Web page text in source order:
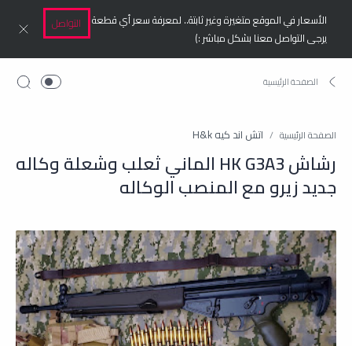
الأسعار في الموقع متغيرة وغير ثابتة.. لمعرفة سعر أي قطعة
يرجى التواصل معنا بشكل مباشر :)
التواصل
الصفحة الرئيسية اتش اند كيه H&k
رشاش HK G3A3 الماني ثعلب وشعلة وكاله
جديد زيرو مع المنصب الوكاله